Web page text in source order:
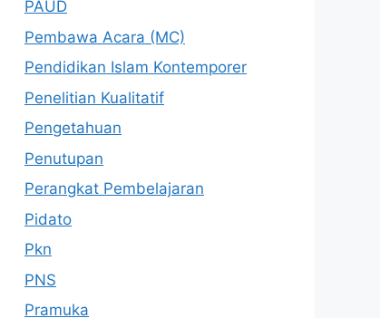
PAUD
Pembawa Acara (MC)
Pendidikan Islam Kontemporer
Penelitian Kualitatif
Pengetahuan
Penutupan
Perangkat Pembelajaran
Pidato
Pkn
PNS
Pramuka